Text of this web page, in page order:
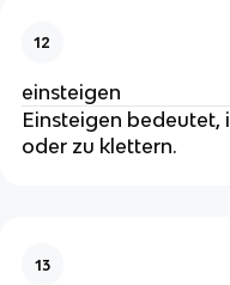
12
einsteigen
Einsteigen bedeutet,
oder zu klettern.
13